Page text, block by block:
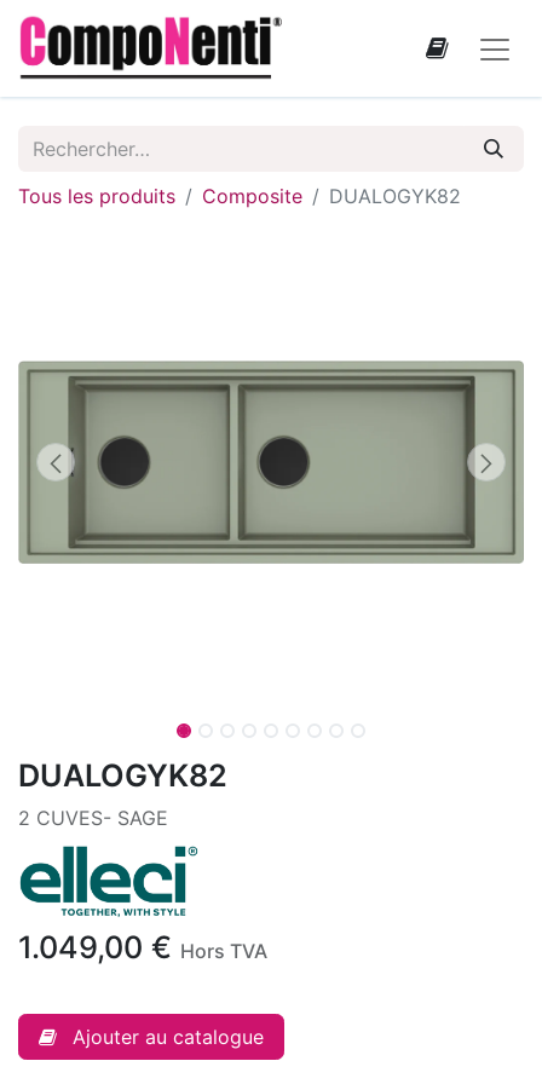
Tous les produits Composite DUALOGYK82
DUALOGYK82
2 CUVES- SAGE
1.049,00 € Hors TVA
Ajouter au catalogue